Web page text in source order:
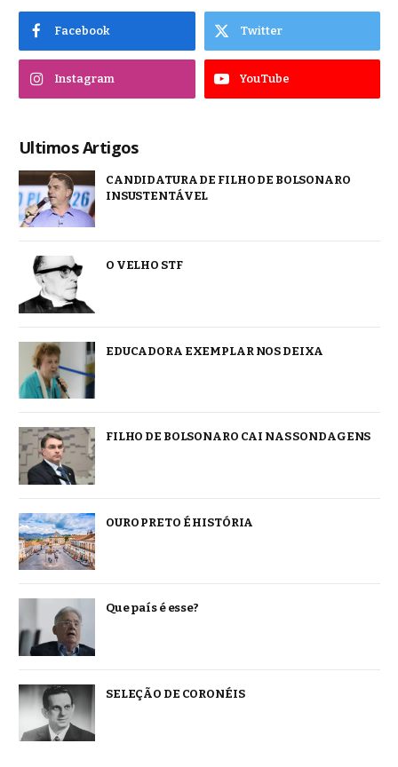
Facebook Twitter
Instagram YouTube
Ultimos Artigos
CANDIDATURA DE FILHO DE BOLSONARO
INSUSTENTÁVEL
O VELHO STF
EDUCADORA EXEMPLAR NOS DEIXA
FILHO DE BOLSONARO CAI NAS SONDAGENS
OURO PRETO É HISTÓRIA
Que país é esse?
SELEÇÃO DE CORONÉIS